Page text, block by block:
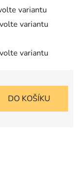
variantu
variantu
variantu
DO KOŠÍKU